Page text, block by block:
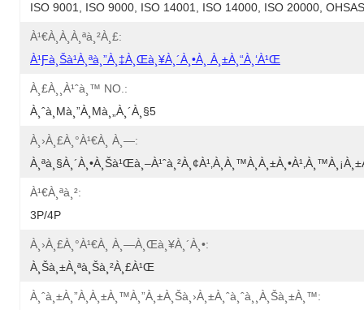
ISO 9001, ISO 9000, ISO 14001, ISO 14000, ISO 20000,
À¹€à¸­à¸à¸ªà¸²à¸£:
À¹ƒà¸šà¹à¸ªà¸”à¸‡à¸œà¸¥à¸´à¸•à¸ À¸±à¸“à¸‘à¹Œ
À¸£à¸¸à¹ˆà¸™ NO.:
À¸ˆà¸µà¸”à¸µà¸„à¸´à¸§5
À¸›à¸£à¸°à¹€à¸ À¸—:
À¹€à¸ªà¸²:
3P/4P
À¸›à¸£à¸°à¹€à¸ À¸—À¸œà¸¥à¸´à¸•:
À¸šà¸±à¸ªà¸šà¸²à¸£à¹Œ
À¸ˆà¸±à¸”à¸­à¸±à¸™à¸”à¸±à¸šà¸›à¸±à¸ˆà¸ˆà¸¸à¸šà¸±à¸™: